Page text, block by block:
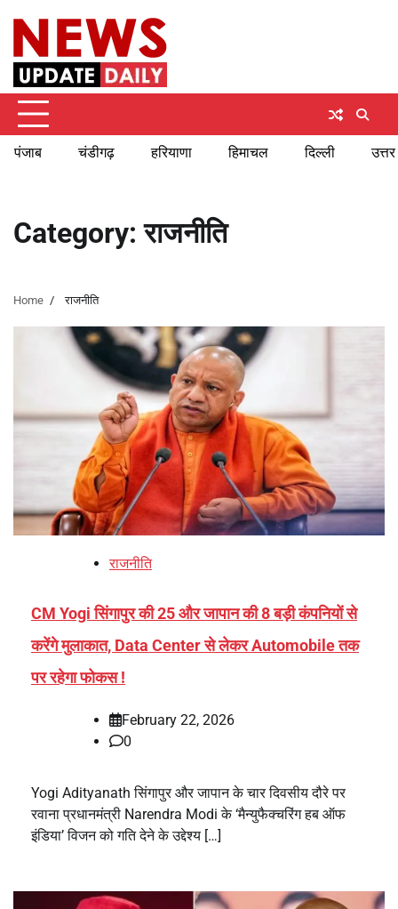
content
पंजाब चंडीगढ़ हरियाणा हिमाचल दिल्ली
Category:राजनीति
Home राजनीति
राजनीति
CM Yogi सिंगापुर की 25 और जापान की 8 बड़ी कंपनियों से
करेंगे मुलाकात, Data Center से लेकर Automobile तक
पर रहेगा फोकस !
February 22, 2026
0
Yogi Adityanath सिंगापुर और जापान के चार दिवसीय दौरे पर
रवाना प्रधानमंत्री Narendra Modi के ‘मैन्युफैक्चरिंग हब ऑफ
इंडिया’ विजन को गति देने के उद्देश्य […]